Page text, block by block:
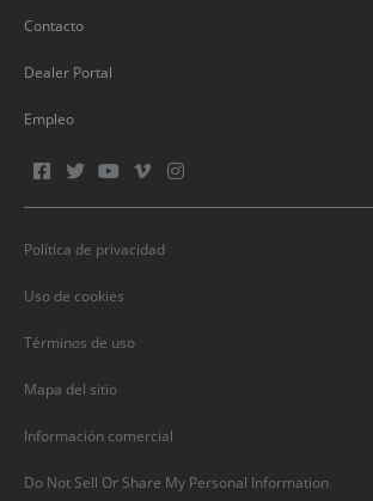
Contacto
Dealer Portal
Empleo
Política de privacidad
Uso de cookies
Términos de uso
Mapa del sitio
Información comercial
Do Not Sell Or Share My Personal Information